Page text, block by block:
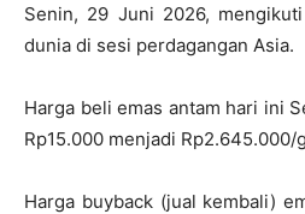
Senin, 29 Juni 2026,
dunia di sesi perdagangan Asia.
Harga beli emas antam hari ini
Rp15.000 menjadi Rp2.645.000/
Harga buyback (jual kembali)